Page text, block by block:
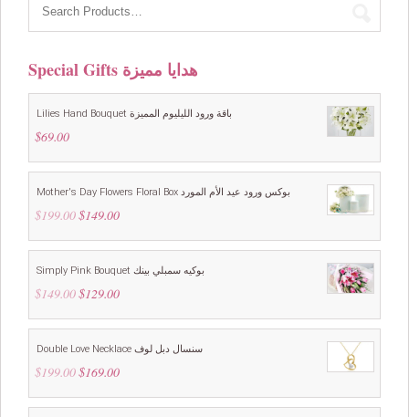
Special Gifts هدايا مميزة
Lilies Hand Bouquet باقة ورود الليليوم المميزة
$69.00
Mother's Day Flowers Floral Box بوكس ورود عيد الأم المورد
$199.00 Original
was:
$149.00Current
is:
Simply Pink Bouquet بوكيه سمبلي بينك
$149.00 Original
was:
$129.00Current
is:
Double Love Necklace سنسال دبل لوف
$199.00 Original
was:
$169.00Current
is: